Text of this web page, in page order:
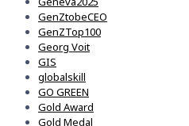
GenZtobeCEO
GenZTop100
Georg Voit
GIS
globalskill
GO GREEN
Gold Award
Gold Medal